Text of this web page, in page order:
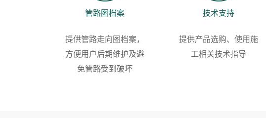
管路图档案
提供管路走向图档案，
方便用户后期维护及避
免管路受到破坏
技术支持
提供产品选购、使用施
工相关技术指导